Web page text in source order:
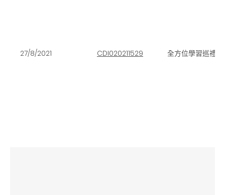
27/8/2021 CDI020211529 全方位學習巡禮